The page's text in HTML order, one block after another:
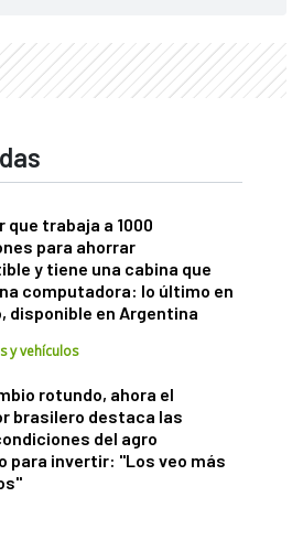
que trabaja a 1000
para ahorrar
y tiene una cabina que
computadora: lo último en
disponible en Argentina
y vehículos
rotundo, ahora el
brasilero destaca las
del agro
para invertir: "Los veo más